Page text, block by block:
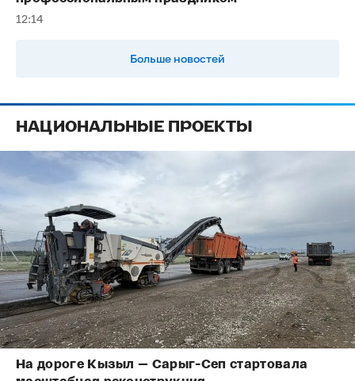
12:14
Больше новостей
НАЦИОНАЛЬНЫЕ ПРОЕКТЫ
На дороге Кызыл — Сарыг-Сеп стартовала